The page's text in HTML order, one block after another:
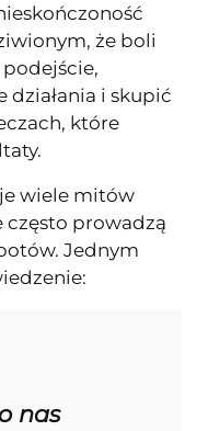
że boli
i skupić
które
wiele mitów
często prowadzą
Jednym
nas